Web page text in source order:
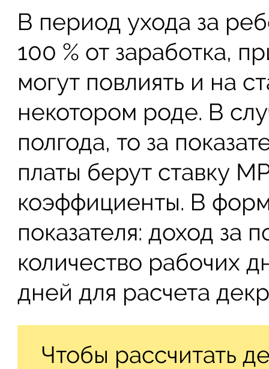
В период ухода за
100 % от заработка,
могут повлиять и на
некотором роде. В
полгода, то за
платы берут ставку
коэффициенты. В
показателя: доход за
количество рабочих
дней для расчета
Чтобы рассчитать